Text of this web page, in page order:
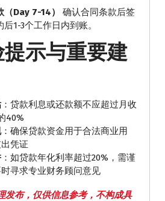
Day 7-14）
确认合同条款后签
1-3个工作日内到账。
示与重要建
：贷款利息或还款额不应超过月收
40%
：确保贷款资金用于合法商业用
凭证
：如贷款年化利率超过20%，需谨
寻求专业财务顾问意见
发布，仅供信息参考，不构成具